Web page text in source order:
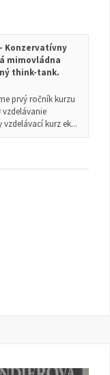
Konzervatívny
mimovládna
think-tank.
prvý ročník kurzu
kurz ek...